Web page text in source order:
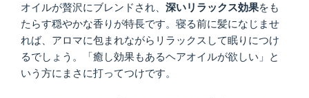
オイルが贅沢にブレンドされ、 深いリラックス効果をも
たらす穏やかな香りが特長です。寝る前に髪になじませ
れば、アロマに包まれながらリラックスして眠りにつけ
るでしょう。「癒し効果もあるヘアオイルが欲しい」と
いう方にまさに打ってつけです。